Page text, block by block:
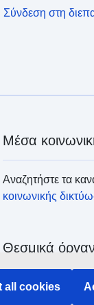
Σύνδεση στη
Μέσα
Αναζητήστε τα
κοινωνικής
Θεσμικά
Αναζήτηση όλων
all cookies